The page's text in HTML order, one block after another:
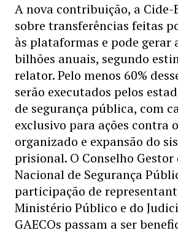
A nova contribuição, a Cide-
sobre transferências feitas
às plataformas e pode gerar
bilhões anuais, segundo
relator. Pelo menos 60%
serão executados pelos
de segurança pública, com
exclusivo para ações contra
organizado e expansão do
prisional. O Conselho Gestor
Nacional de Segurança
participação de
Ministério Público e do
GAECOs passam a ser